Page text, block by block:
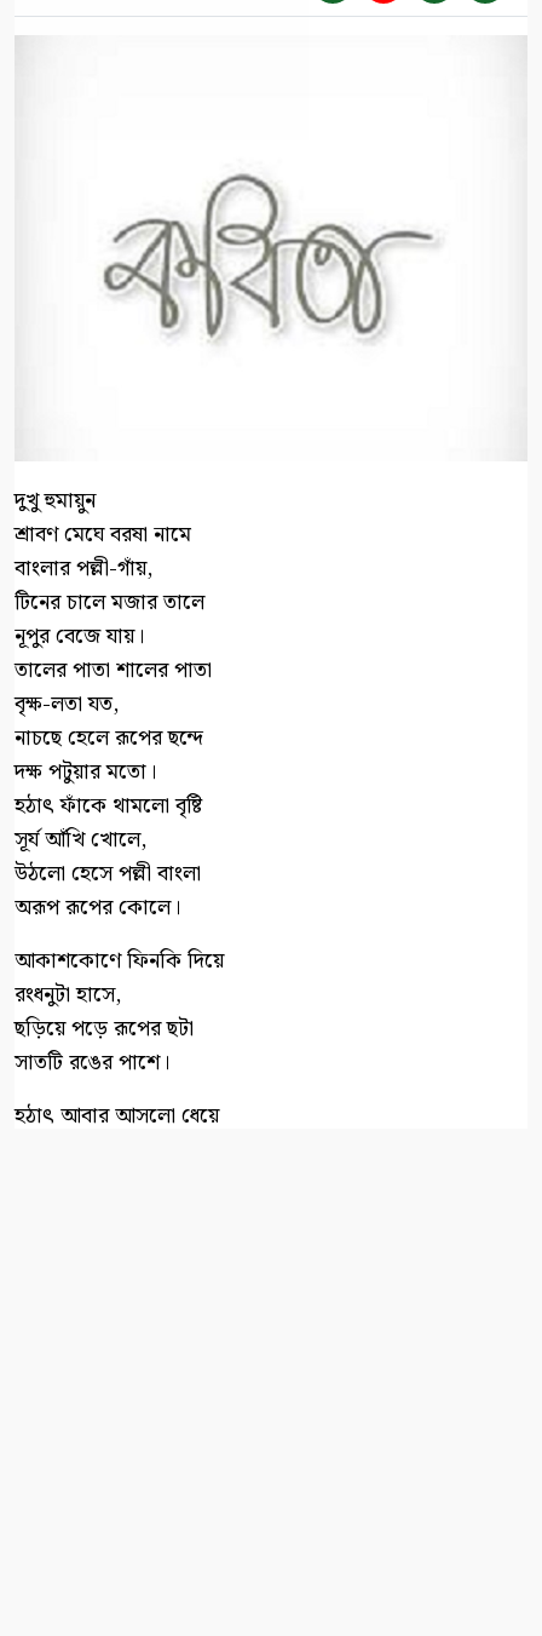
দুখু হুমায়ুন
শ্রাবণ মেঘে বরষা নামে
বাংলার পল্লী-গাঁয়,
টিনের চালে মজার তালে
নূপুর বেজে যায়।
তালের পাতা শালের পাতা
বৃক্ষ-লতা যত,
নাচছে হেলে রূপের ছন্দে
দক্ষ পটুয়ার মতো।
হঠাৎ ফাঁকে থামলো বৃষ্টি
সূর্য আঁখি খোলে,
উঠলো হেসে পল্লী বাংলা
অরূপ রূপের কোলে।
আকাশকোণে ফিনকি দিয়ে
রংধনুটা হাসে,
ছড়িয়ে পড়ে রূপের ছটা
সাতটি রঙের পাশে।
হঠাৎ আবার আসলো ধেয়ে